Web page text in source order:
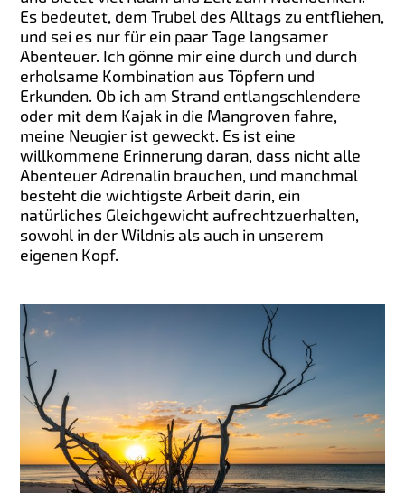
Es bedeutet, dem Trubel des Alltags zu entfliehen,
und sei es nur für ein paar Tage langsamer
Abenteuer. Ich gönne mir eine durch und durch
erholsame Kombination aus Töpfern und
Erkunden. Ob ich am Strand entlangschlendere
oder mit dem Kajak in die Mangroven fahre,
meine Neugier ist geweckt. Es ist eine
willkommene Erinnerung daran, dass nicht alle
Abenteuer Adrenalin brauchen, und manchmal
besteht die wichtigste Arbeit darin, ein
natürliches Gleichgewicht aufrechtzuerhalten,
sowohl in der Wildnis als auch in unserem
eigenen Kopf.